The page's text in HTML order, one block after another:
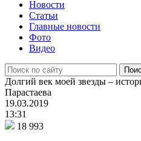
Новости
Статьи
Главные новости
Фото
Видео
Долгий век моей звезды –
Парастаева
19.03.2019
13:31
18 993